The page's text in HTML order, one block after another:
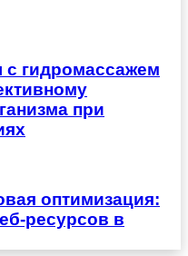
гидромассажем
при
оптимизация:
ресурсов в